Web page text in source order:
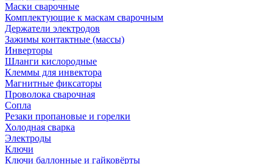
Маски сварочные
Комплектующие к маскам сварочным
Держатели электродов
Зажимы контактные (массы)
Инверторы
Шланги кислородные
Клеммы для инвектора
Магнитные фиксаторы
Проволока сварочная
Сопла
Резаки пропановые и горелки
Холодная сварка
Электроды
Ключи
Ключи баллонные и гайковёрты